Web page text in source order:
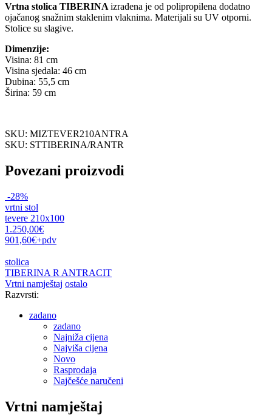
Vrtna stolica TIBERINA izrađena je od polipropilena dodatno
ojačanog snažnim staklenim vlaknima. Materijali su UV otporni.
Stolice su slagive.
Dimenzije:
Visina: 81 cm
Visina sjedala: 46 cm
Dubina: 55,5 cm
Širina: 59 cm
SKU: MIZTEVER210ANTRA
SKU: STTIBERINA/RANTR
Povezani proizvodi
-28%
vrtni stol
tevere 210x100
1.250,00€
901,60€+pdv
stolica
TIBERINA R ANTRACIT
Vrtni namještaj ostalo
Razvrsti:
zadano
zadano
Najniža cijena
Najviša cijena
Novo
Rasprodaja
Najčešće naručeni
Vrtni namještaj